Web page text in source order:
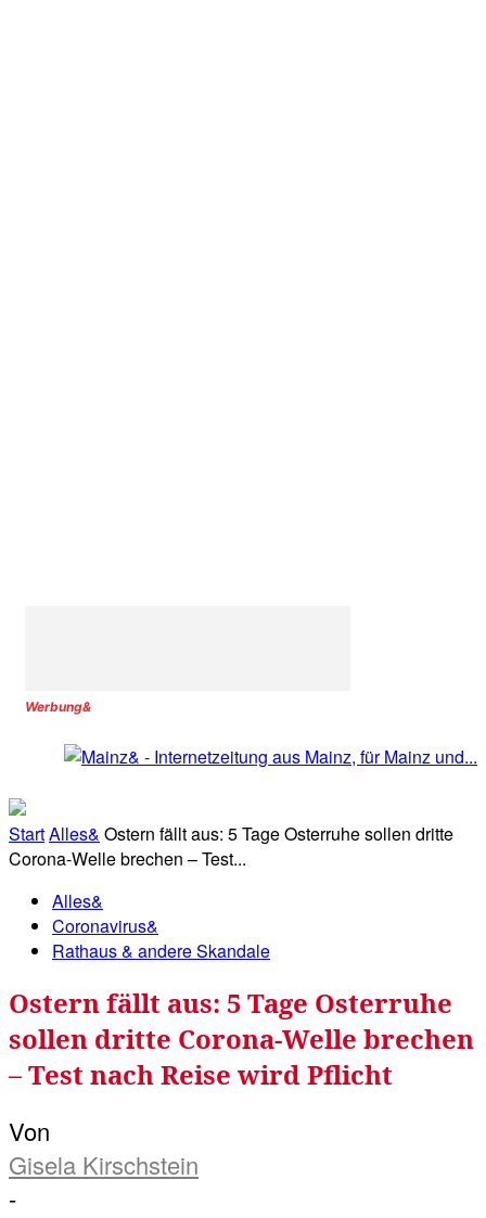
Werbung&
StartAlles& Ostern fällt aus: 5 Tage Osterruhe sollen dritte
Corona-Welle brechen – Test...
Alles&
Coronavirus&
Rathaus & andere Skandale
Ostern fällt aus: 5 Tage Osterruhe
sollen dritte Corona-Welle brechen
– Test nach Reise wird Pflicht
Von
Gisela Kirschstein
-